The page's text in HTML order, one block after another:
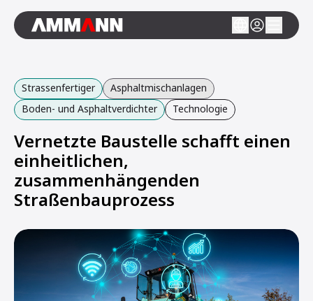
Strassenfertiger
Asphaltmischanlagen
Boden- und Asphaltverdichter
Technologie
Vernetzte Baustelle schafft einen
einheitlichen,
zusammenhängenden
Straßenbauprozess